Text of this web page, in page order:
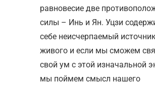
равновесие две
силы – Инь и Ян. Уцзи
себе неисчерпаемый
живого и если мы сможем
свой ум с этой изначальной
мы поймем смысл нашего